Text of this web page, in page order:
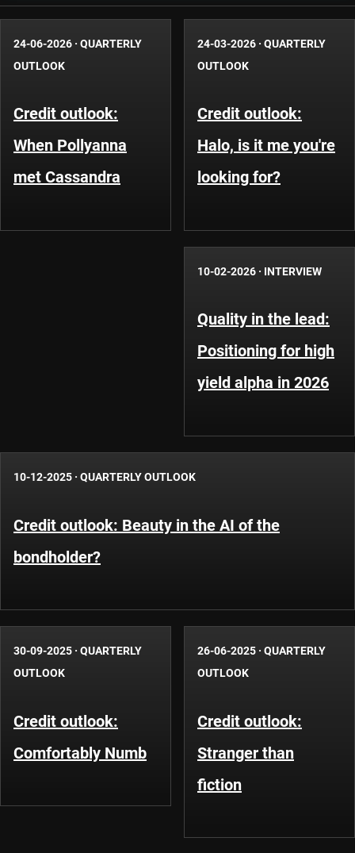
24-06-2026 · QUARTERLY
OUTLOOK
Credit outlook:
When Pollyanna
met Cassandra
24-03-2026 · QUARTERLY
OUTLOOK
Credit outlook:
Halo, is it me you're
looking for?
10-02-2026 · INTERVIEW
Quality in the lead:
Positioning for high
yield alpha in 2026
10-12-2025 · QUARTERLY OUTLOOK
Credit outlook: Beauty in the AI of the
bondholder?
30-09-2025 · QUARTERLY
OUTLOOK
Credit outlook:
Comfortably Numb
26-06-2025 · QUARTERLY
OUTLOOK
Credit outlook:
Stranger than
fiction